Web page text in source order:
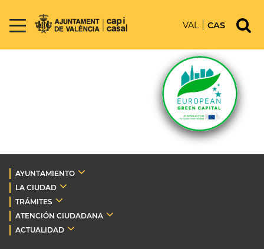
VAL CAS
AYUNTAMIENTO
LA CIUDAD
TRÁMITES
ATENCIÓN CIUDADANA
ACTUALIDAD